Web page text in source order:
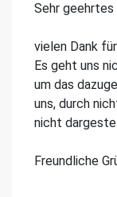
Sehr geehrtes
vielen Dank
Es geht uns
um das
uns, durch
nicht
Freundliche